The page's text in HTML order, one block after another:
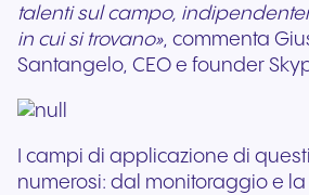
talenti sul campo,
in cui si trovano», commenta
Santangelo, CEO e founder
I campi di applicazione di
numerosi: dal monitoraggio e